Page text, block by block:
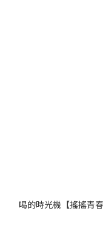
喝的時光機【搖搖青